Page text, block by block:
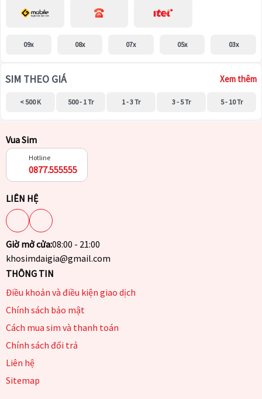
09x 08x 07x 05x 03x
SIM THEO GIÁ Xem thêm
< 500 K 500 - 1 Tr 1 - 3 Tr 3 - 5 Tr 5 - 10 Tr
Vua Sim
Hotline
0877.555555
LIÊN HỆ
Giờ mở cửa:08:00 - 21:00
khosimdaigia@gmail.com
THÔNG TIN
Điều khoản và điều kiện giao dịch
Chính sách bảo mật
Cách mua sim và thanh toán
Chính sách đổi trả
Liên hệ
Sitemap